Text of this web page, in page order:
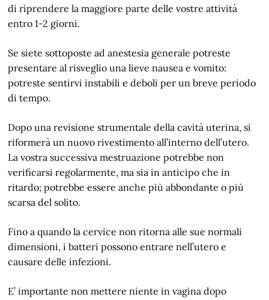
di riprendere la maggiore parte delle vostre attività
entro 1-2 giorni.
Se siete sottoposte ad anestesia generale potreste
presentare al risveglio una lieve nausea e vomito:
potreste sentirvi instabili e deboli per un breve periodo
di tempo.
Dopo una revisione strumentale della cavità uterina, si
riformerà un nuovo rivestimento all’interno dell’utero.
La vostra successiva mestruazione potrebbe non
verificarsi regolarmente, ma sia in anticipo che in
ritardo; potrebbe essere anche più abbondante o più
scarsa del solito.
Fino a quando la cervice non ritorna alle sue normali
dimensioni, i batteri possono entrare nell’utero e
causare delle infezioni.
E’ importante non mettere niente in vagina dopo